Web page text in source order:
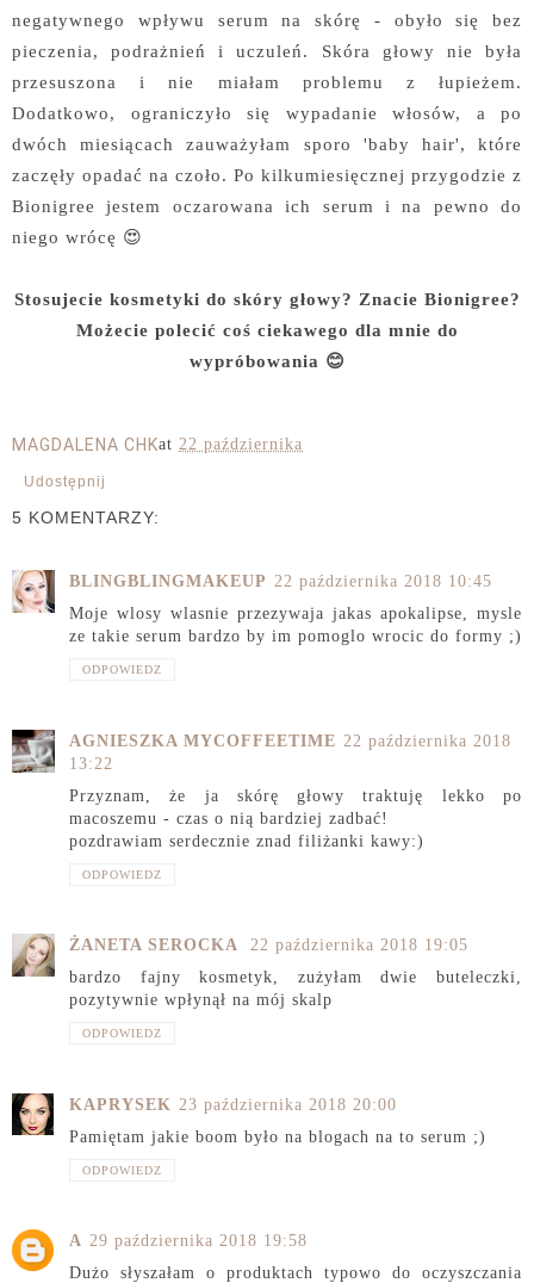
negatywnego wpływu serum na skórę - obyło się bez
pieczenia, podrażnień i uczuleń. Skóra głowy nie była
przesuszona i nie miałam problemu z łupieżem.
Dodatkowo, ograniczyło się wypadanie włosów, a po
dwóch miesiącach zauważyłam sporo 'baby hair', które
zaczęły opadać na czoło. Po kilkumiesięcznej przygodzie z
Bionigree jestem oczarowana ich serum i na pewno do
niego wrócę 😍
Stosujecie kosmetyki do skóry głowy? Znacie Bionigree?
Możecie polecić coś ciekawego dla mnie do
wypróbowania 😊
MAGDALENA CHKat 22 października
Udostępnij
5 KOMENTARZY:
BLINGBLINGMAKEUP 22 października 2018 10:45
Moje wlosy wlasnie przezywaja jakas apokalipse, mysle
ze takie serum bardzo by im pomoglo wrocic do formy ;)
ODPOWIEDZ
AGNIESZKA MYCOFFEETIME 22 października 2018
13:22
Przyznam, że ja skórę głowy traktuję lekko po
macoszemu - czas o nią bardziej zadbać!
pozdrawiam serdecznie znad filiżanki kawy:)
ODPOWIEDZ
ŻANETA SEROCKA
22 października 2018 19:05
bardzo fajny kosmetyk, zużyłam dwie buteleczki,
pozytywnie wpłynął na mój skalp
ODPOWIEDZ
KAPRYSEK 23 października 2018 20:00
Pamiętam jakie boom było na blogach na to serum ;)
ODPOWIEDZ
A 29 października 2018 19:58
Dużo słyszałam o produktach typowo do oczyszczania